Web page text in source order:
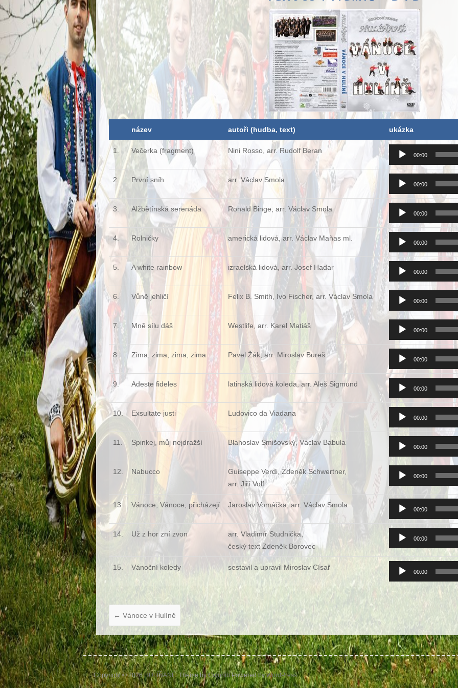
název autoři (hudba, text) ukázka
1. Večerka (fragment) Nini Rosso, arr. Rudolf Beran
Audio
00:00
2. První sníh arr. Václav Smola
Audio
00:00
3. Alžbětínská serenáda Ronald Binge, arr. Václav Smola
Audio
00:00
4. Rolničky americká lidová, arr. Václav Maňas ml.
Audio
00:00
5. A white rainbow izraelská lidová, arr. Josef Hadar
Audio
00:00
6. Vůně jehličí Felix B. Smith, Ivo Fischer, arr. Václav Smola
Audio
00:00
7. Mně sílu dáš Westlife, arr. Karel Matiáš
Audio
00:00
8. Zima, zima, zima, zima Pavel Žák, arr. Miroslav Bureš
Audio
přehrávač
00:00
9. Adeste fideles latinská lidová koleda, arr. Aleš Sigmund
Audio
přehrávač
00:00
10. Exsultate justi Ludovico da Viadana
Audio
00:00
11. Spinkej, můj nejdražší Blahoslav Smišovský, Václav Babula
Audio
00:00
12. Nabucco
Guiseppe Verdi, Zdeněk Schwertner,
arr. Jiří Volf
Audio
00:00
13. Vánoce, Vánoce, přicházejí Jaroslav Vomáčka, arr. Václav Smola
Audio
00:00
14. Už z hor zní zvon
arr. Vladimír Studnička,
český text Zdeněk Borovec
Audio
00:00
15. Vánoční koledy sestavil a upravil Miroslav Císař
Audio
00:00
← Vánoce v Hulíně
Copyright © 2026HULÍŇANÉ. Theme byColorlibPowered byWordPress